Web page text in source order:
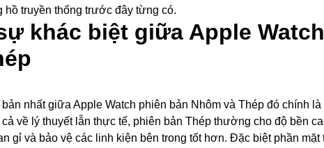
truyền thống trước đây từng có.
khác biệt giữa Apple
nhất giữa Apple Watch phiên bản Nhôm và Thép đó chính
cả về lý thuyết lẫn thực tế, phiên bản Thép thường cho độ bền
gỉ và bảo vệ các linh kiện bên trong tốt hơn. Đặc biệt phần